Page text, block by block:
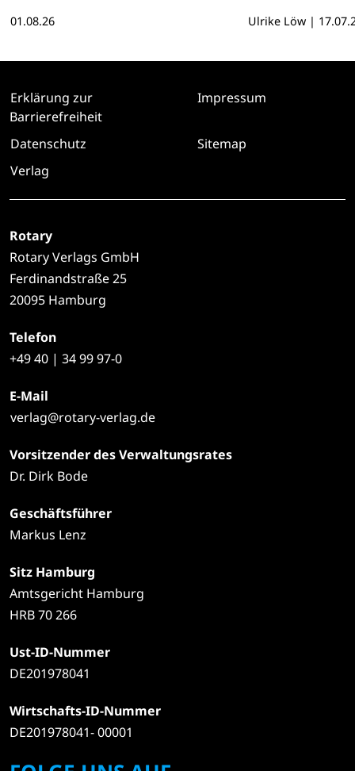
01.08.26
dort zu helfen
Ulrike Löw |
Erklärung zur
Barrierefreiheit
Impressum
Datenschutz
Sitemap
Verlag
Rotary
Rotary Verlags GmbH
Ferdinandstraße 25
20095 Hamburg
Telefon
+4940 | 34 99 97-0
E-Mail
verlag@rotary-verlag.de
Vorsitzender des Verwaltungsrates
Dr. Dirk Bode
Geschäftsführer
Markus Lenz
Sitz Hamburg
Amtsgericht Hamburg
HRB 70 266
Ust-ID-Nummer
DE201978041
Wirtschafts-ID-Nummer
DE201978041- 00001